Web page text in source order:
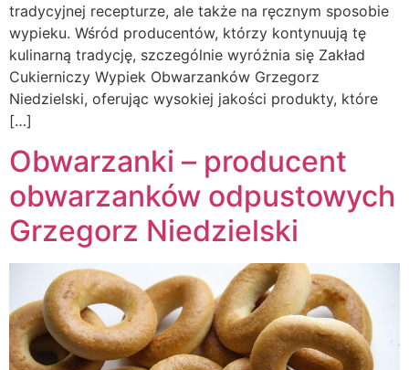
tradycyjnej recepturze, ale także na ręcznym sposobie
wypieku. Wśród producentów, którzy kontynuują tę
kulinarną tradycję, szczególnie wyróżnia się Zakład
Cukierniczy Wypiek Obwarzanków Grzegorz
Niedzielski, oferując wysokiej jakości produkty, które
[…]
Obwarzanki – producent
obwarzanków odpustowych
Grzegorz Niedzielski